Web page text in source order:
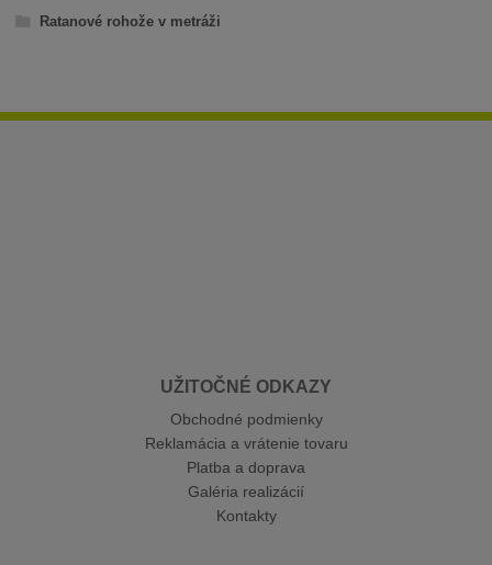
Ratanové rohože v metráži
UŽITOČNÉ ODKAZY
Obchodné podmienky
Reklamácia a vrátenie tovaru
Platba a doprava
Galéria realizácií
Kontakty